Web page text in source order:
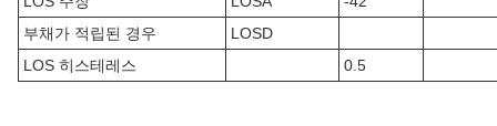
부채가 적립된 경우
LOSD
LOS 히스테레스
0.5